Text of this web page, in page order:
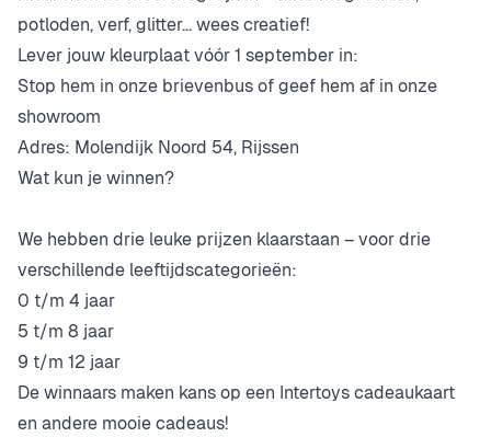
potloden, verf, glitter… wees creatief!
Lever jouw kleurplaat vóór 1 september in:
Stop hem in onze brievenbus of geef hem af in onze
showroom
Adres: Molendijk Noord 54, Rijssen
Wat kun je winnen?
We hebben drie leuke prijzen klaarstaan – voor drie
verschillende leeftijdscategorieën:
0 t/m 4 jaar
5 t/m 8 jaar
9 t/m 12 jaar
De winnaars maken kans op een Intertoys cadeaukaart
en andere mooie cadeaus!